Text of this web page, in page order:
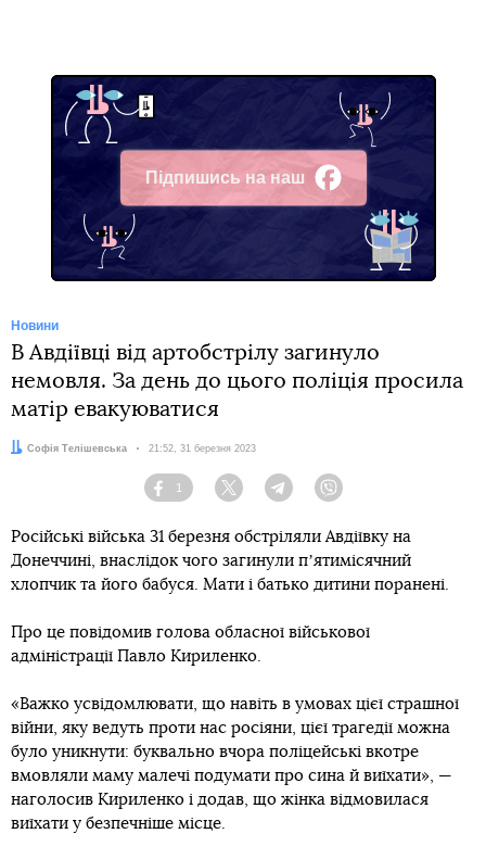
Підпишись на наш
Facebook
Новини
В Авдіївці від артобстрілу загинуло
немовля. За день до цього поліція просила
матір евакуюватися
Автор:
Софія Телішевська Дата:
21:52, 31 березня 2023
Facebook
1
Twitter TelegramViber
Російські війська 31 березня обстріляли Авдіївку на
Донеччині, внаслідок чого загинули пʼятимісячний
хлопчик та його бабуся. Мати і батько дитини поранені.
Про це повідомив голова обласної військової
адміністрації Павло Кириленко.
«Важко усвідомлювати, що навіть в умовах цієї страшної
війни, яку ведуть проти нас росіяни, цієї трагедії можна
було уникнути: буквально вчора поліцейські вкотре
вмовляли маму малечі подумати про сина й виїхати», —
наголосив Кириленко і додав, що жінка відмовилася
виїхати у безпечніше місце.